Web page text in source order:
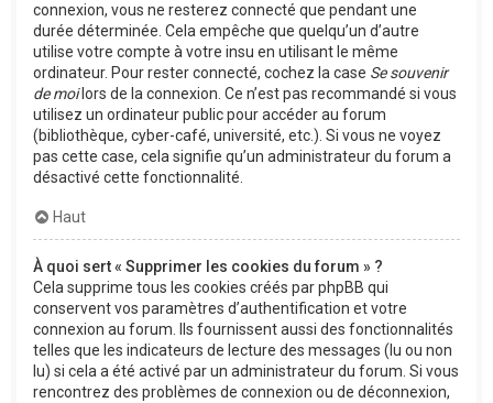
connexion, vous ne resterez connecté que pendant une
durée déterminée. Cela empêche que quelqu’un d’autre
utilise votre compte à votre insu en utilisant le même
ordinateur. Pour rester connecté, cochez la case Se souvenir
de moilors de la connexion. Ce n’est pas recommandé si vous
utilisez un ordinateur public pour accéder au forum
(bibliothèque, cyber-café, université, etc.). Si vous ne voyez
pas cette case, cela signifie qu’un administrateur du forum a
désactivé cette fonctionnalité.
Haut
À quoi sert « Supprimer les cookies du forum » ?
Cela supprime tous les cookies créés par phpBB qui
conservent vos paramètres d’authentification et votre
connexion au forum. Ils fournissent aussi des fonctionnalités
telles que les indicateurs de lecture des messages (lu ou non
lu) si cela a été activé par un administrateur du forum. Si vous
rencontrez des problèmes de connexion ou de déconnexion,